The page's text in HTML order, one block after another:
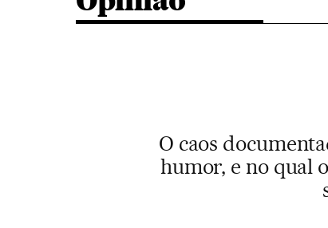
O caos
humor, e no qual